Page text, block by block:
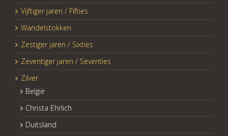
Vijftiger jaren / Fifties
Wandelstokken
Zestiger jaren / Sixties
Zeventiger jaren / Seventies
Zilver
België
Christa Ehrlich
Duitsland